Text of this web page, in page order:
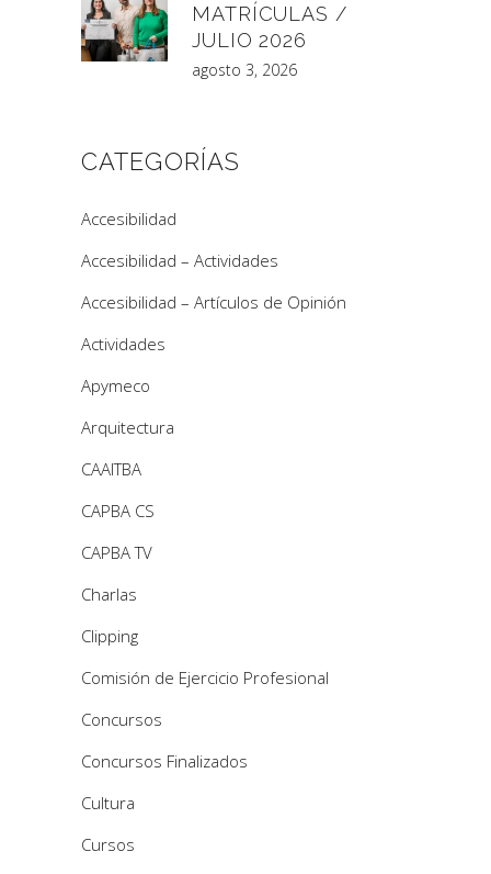
MATRÍCULAS /
JULIO 2026
agosto 3, 2026
CATEGORÍAS
Accesibilidad
Accesibilidad – Actividades
Accesibilidad – Artículos de Opinión
Actividades
Apymeco
Arquitectura
CAAITBA
CAPBA CS
CAPBA TV
Charlas
Clipping
Comisión de Ejercicio Profesional
Concursos
Concursos Finalizados
Cultura
Cursos